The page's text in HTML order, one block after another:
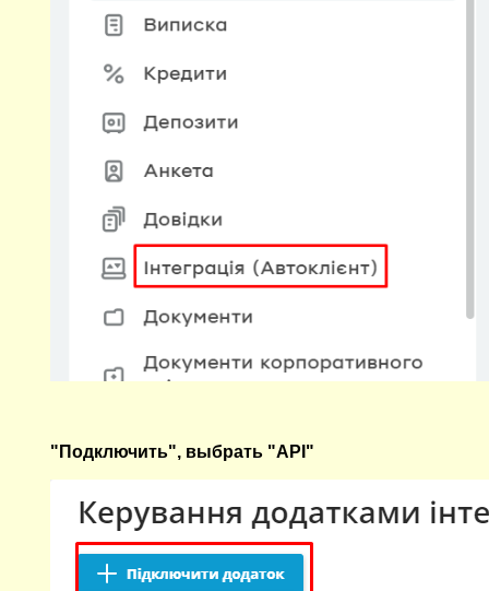
"Подключить", выбрать "API"